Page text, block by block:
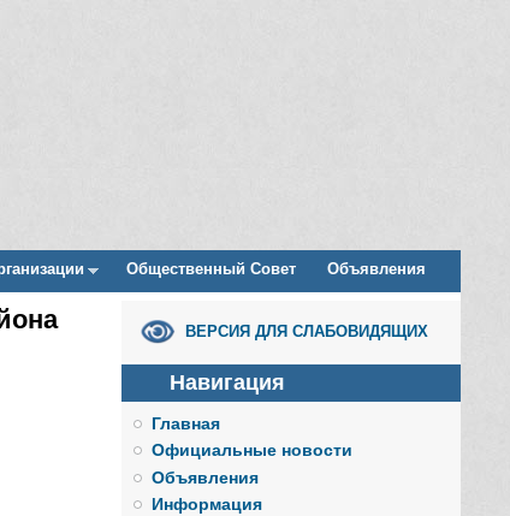
Общественный Совет Объявления
ВЕРСИЯ ДЛЯ СЛАБОВИДЯЩИХ
Навигация
Главная
Официальные новости
Объявления
Информация